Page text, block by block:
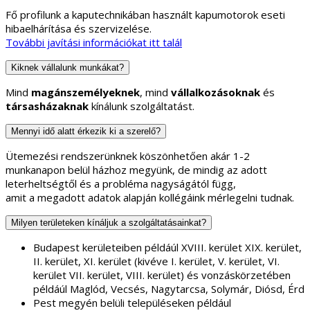
Fő profilunk a kaputechnikában használt kapumotorok eseti
hibaelhárítása és szervizelése.
További javítási információkat itt talál
Kiknek vállalunk munkákat?
Mind magánszemélyeknek, mind vállalkozásoknak és
társasházaknak kínálunk szolgáltatást.
Mennyi idő alatt érkezik ki a szerelő?
Ütemezési rendszerünknek köszönhetően akár 1-2
munkanapon belül házhoz megyünk, de mindig az adott
leterheltségtől és a probléma nagyságától függ,
amit a megadott adatok alapján kollégáink mérlegelni tudnak.
Milyen területeken kínáljuk a szolgáltatásainkat?
Budapest kerületeiben példáúl XVIII. kerület XIX. kerület,
II. kerület, XI. kerület (kivéve I. kerület, V. kerület, VI.
kerület VII. kerület, VIII. kerület) és vonzáskörzetében
példáúl Maglód, Vecsés, Nagytarcsa, Solymár, Diósd, Érd
Pest megyén belüli településeken például